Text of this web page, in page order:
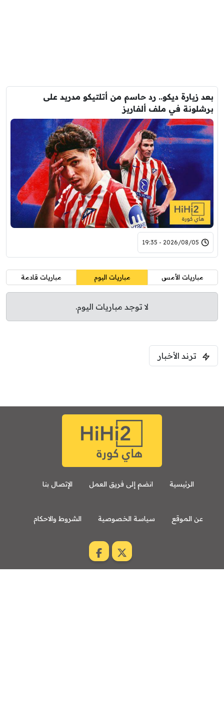
بعد زيارة ديكو.. رد حاسم من أتلتيكو مدريد على
برشلونة في ملف ألفاريز
2026/08/05 - 19:35
مباريات الأمس مباريات اليوم مباريات قادمة
لا توجد مباريات اليوم.
ترند الأخبار
الرئيسية انضم إلى فريق العمل الإتصال بنا
عن الموقع سياسة الخصوصية الشروط والاحكام